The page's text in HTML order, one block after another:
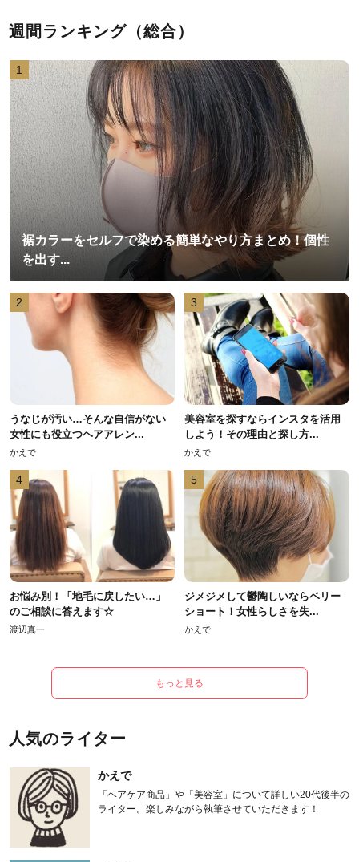
週間ランキング（総合）
1
裾カラーをセルフで染める簡単なやり方まとめ！個性
を出す...
2
うなじが汚い…そんな自信がない
女性にも役立つヘアアレン...
かえで
3
美容室を探すならインスタを活用
しよう！その理由と探し方...
かえで
4
お悩み別！「地毛に戻したい…」
のご相談に答えます☆
渡辺真一
5
ジメジメして鬱陶しいならベリー
ショート！女性らしさを失...
かえで
もっと見る
人気のライター
かえで
「ヘアケア商品」や「美容室」について詳しい20代後半の
ライター。楽しみながら執筆させていただきます！